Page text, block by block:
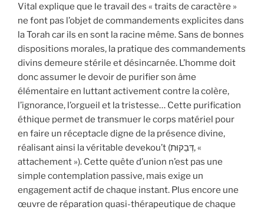
Vital explique que le travail des « traits de caractère »
ne font pas l’objet de commandements explicites dans
la Torah car ils en sont la racine même. Sans de bonnes
dispositions morales, la pratique des commandements
divins demeure stérile et désincarnée. L’homme doit
donc assumer le devoir de purifier son âme
élémentaire en luttant activement contre la colère,
l’ignorance, l’orgueil et la tristesse… Cette purification
éthique permet de transmuer le corps matériel pour
en faire un réceptacle digne de la présence divine,
réalisant ainsi la véritable devekou’t (דְּבֵקוּת, «
attachement »). Cette quête d’union n’est pas une
simple contemplation passive, mais exige un
engagement actif de chaque instant. Plus encore une
œuvre de réparation quasi-thérapeutique de chaque